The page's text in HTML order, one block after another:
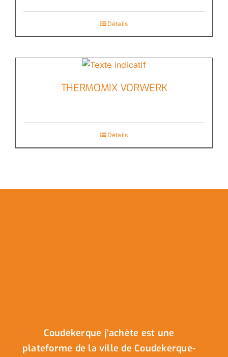
Détails
THERMOMIX VORWERK
Détails
Coudekerque j’achète est une
plateforme de la ville de Coudekerque-